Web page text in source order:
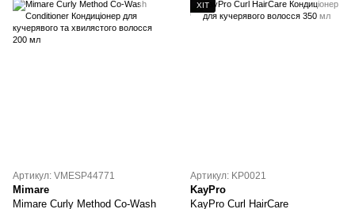
Артикул: VMESP44771
Mimare
Mimare Curly Method Co-Wash
ХІТ
Артикул: KP0021
KayPro
KayPro Curl HairCare